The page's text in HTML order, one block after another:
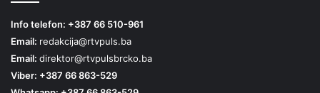
Info telefon: +387 66 510-961
Email: redakcija@rtvpuls.ba
Email: direktor@rtvpulsbrcko.ba
Viber: +387 66 863-529